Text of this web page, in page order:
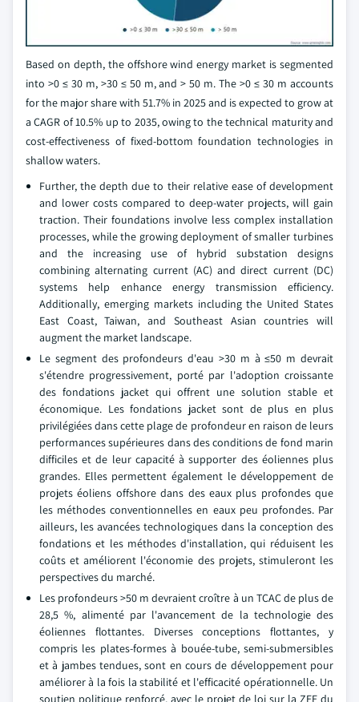
Based on depth, the offshore wind energy market is segmented
into >0 ≤ 30 m, >30 ≤ 50 m, and > 50 m. The >0 ≤ 30 m accounts
for the major share with 51.7% in 2025 and is expected to grow at
a CAGR of 10.5% up to 2035, owing to the technical maturity and
cost-effectiveness of fixed-bottom foundation technologies in
shallow waters.
Further, the depth due to their relative ease of development
and lower costs compared to deep-water projects, will gain
traction. Their foundations involve less complex installation
processes, while the growing deployment of smaller turbines
and the increasing use of hybrid substation designs
combining alternating current (AC) and direct current (DC)
systems help enhance energy transmission efficiency.
Additionally, emerging markets including the United States
East Coast, Taiwan, and Southeast Asian countries will
augment the market landscape.
Le segment des profondeurs d'eau >30 m à ≤50 m devrait
s'étendre progressivement, porté par l'adoption croissante
des fondations jacket qui offrent une solution stable et
économique. Les fondations jacket sont de plus en plus
privilégiées dans cette plage de profondeur en raison de leurs
performances supérieures dans des conditions de fond marin
difficiles et de leur capacité à supporter des éoliennes plus
grandes. Elles permettent également le développement de
projets éoliens offshore dans des eaux plus profondes que
les méthodes conventionnelles en eaux peu profondes. Par
ailleurs, les avancées technologiques dans la conception des
fondations et les méthodes d'installation, qui réduisent les
coûts et améliorent l'économie des projets, stimuleront les
perspectives du marché.
Les profondeurs >50 m devraient croître à un TCAC de plus de
28,5 %, alimenté par l'avancement de la technologie des
éoliennes flottantes. Diverses conceptions flottantes, y
compris les plates-formes à bouée-tube, semi-submersibles
et à jambes tendues, sont en cours de développement pour
améliorer à la fois la stabilité et l'efficacité opérationnelle. Un
soutien politique renforcé, avec le projet de loi sur la ZEE du